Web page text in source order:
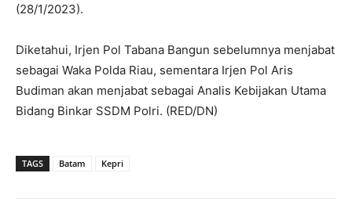
(28/1/2023).
Diketahui, Irjen Pol Tabana Bangun sebelumnya menjabat
sebagai Waka Polda Riau, sementara Irjen Pol Aris
Budiman akan menjabat sebagai Analis Kebijakan Utama
Bidang Binkar SSDM Polri. (RED/DN)
TAGS Batam Kepri